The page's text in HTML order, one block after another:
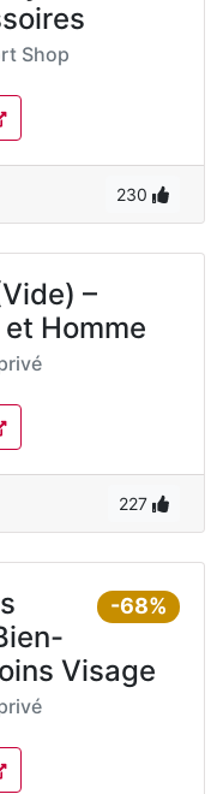
Shop
230
–
Homme
227
-68%
Visage